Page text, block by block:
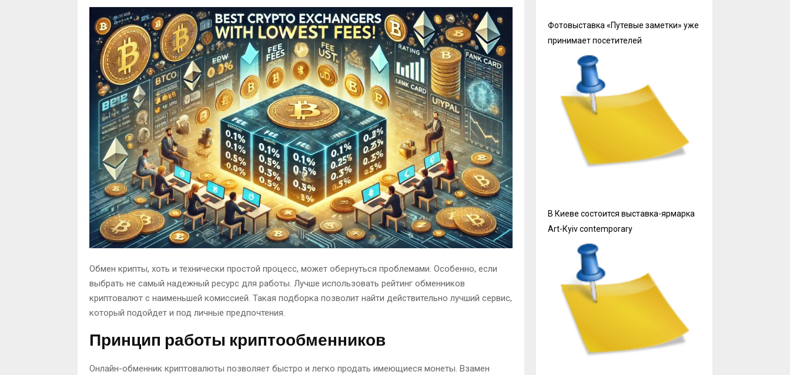
Обмен крипты, хоть и технически простой процесс, может обернуться проблемами. Особенно, если
выбрать не самый надежный ресурс для работы. Лучше использовать рейтинг обменников
криптовалют с наименьшей комиссией. Такая подборка позволит найти действительно лучший сервис,
который подойдет и под личные предпочтения.
Принцип работы криптообменников
Онлайн-обменник криптовалюты позволяет быстро и легко продать имеющиеся монеты. Взамен
Фотовыставка «Путевые заметки» уже
принимает посетителей
В Киеве состоится выставка-ярмарка
Art-Кyiv contemporary